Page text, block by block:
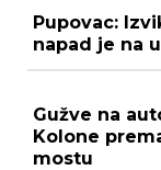
Pupovac:
napad je na
Gužve na
Kolone
mostu